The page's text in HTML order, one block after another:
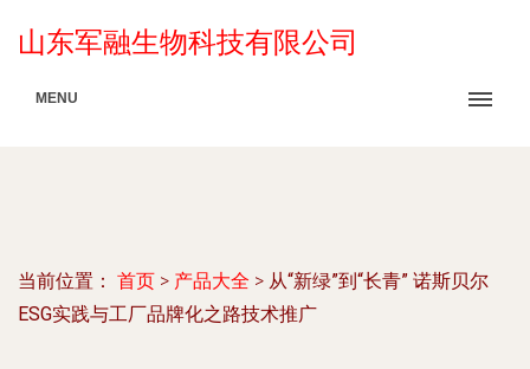
山东军融生物科技有限公司
MENU
当前位置： 首页 > 产品大全 > 从“新绿”到“长青” 诺斯贝尔
ESG实践与工厂品牌化之路技术推广